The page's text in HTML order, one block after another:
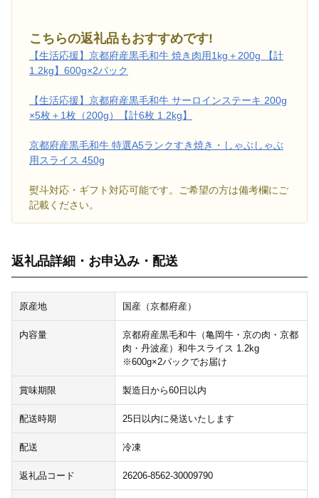
こちらの返礼品もおすすめです!
【生活応援】京都府産黒毛和牛 焼き肉用1kg＋200g 【計
1.2kg】600g×2パック
【生活応援】京都府産黒毛和牛 サーロインステーキ 200g
×5枚＋1枚（200g）【計6枚 1.2kg】
京都府産黒毛和牛 特選A5ランクすき焼き・しゃぶしゃぶ
用スライス 450g
熨斗対応・ギフト対応可能です。ご希望の方は備考欄にご
記載ください。
返礼品詳細・お申込み・配送
原産地 国産（京都府産）
内容量
京都府産黒毛和牛（亀岡牛・京の肉・京都
肉・丹波産）和牛スライス 1.2kg
※600g×2パックでお届け
賞味期限 製造日から60日以内
配送時期 25日以内に発送いたします
配送 冷凍
返礼品コード 26206-8562-30009790